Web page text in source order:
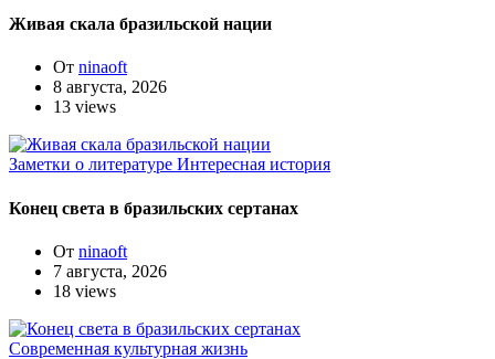
Живая скала бразильской нации
От ninaoft
8 августа, 2026
13 views
Заметки о литературе Интересная история
Конец света в бразильских сертанах
От ninaoft
7 августа, 2026
18 views
Современная культурная жизнь